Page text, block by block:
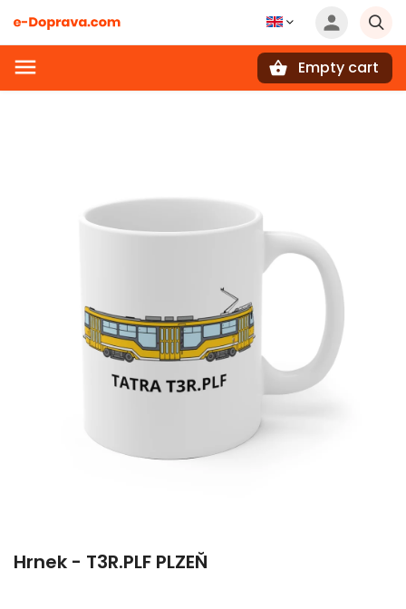
Empty cart
Hrnek - T3R.PLF PLZEŇ